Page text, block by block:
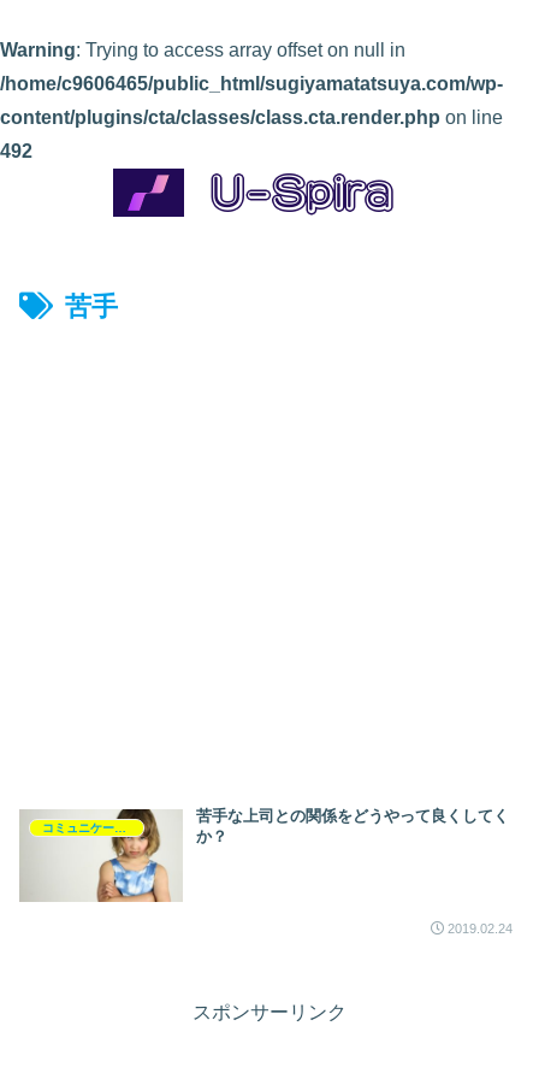
Warning: Trying to access array offset on null in
/home/c9606465/public_html/sugiyamatatsuya.com/wp-
content/plugins/cta/classes/class.cta.render.php on line
492
苦手
苦手な上司との関係をどうやって良くしてく
か？
2019.02.24
スポンサーリンク